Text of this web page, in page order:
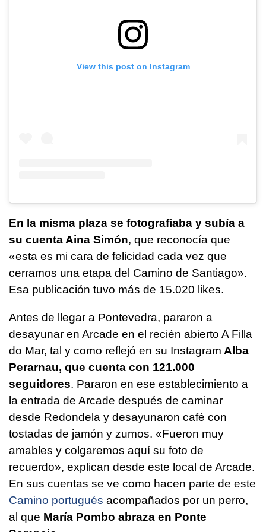
View this post on Instagram
En la misma plaza se fotografiaba y subía a
su cuenta Aina Simón, que reconocía que
«esta es mi cara de felicidad cada vez que
cerramos una etapa del Camino de Santiago».
Esa publicación tuvo más de 15.020 likes.
Antes de llegar a Pontevedra, pararon a
desayunar en Arcade en el recién abierto A Filla
do Mar, tal y como reflejó en su Instagram Alba
Perarnau, que cuenta con 121.000
seguidores. Pararon en ese establecimiento a
la entrada de Arcade después de caminar
desde Redondela y desayunaron café con
tostadas de jamón y zumos. «Fueron muy
amables y colgaremos aquí su foto de
recuerdo», explican desde este local de Arcade.
En sus cuentas se ve como hacen parte de este
Camino portugués acompañados por un perro,
al que María Pombo abraza en Ponte